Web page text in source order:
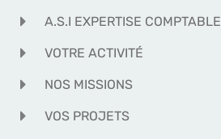
A.S.I EXPERTISE COMPTABLE
VOTRE ACTIVITÉ
NOS MISSIONS
VOS PROJETS